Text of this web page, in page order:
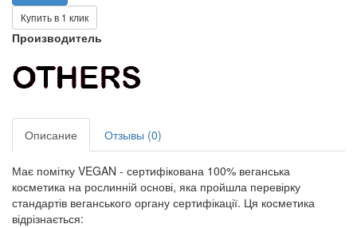
Купить в 1 клик
Производитель
Описание Отзывы (0)
Має помітку VEGAN - сертифікована 100% веганська
косметика на рослинній основі, яка пройшла перевірку
стандартів веганського органу сертифікації. Ця косметика
відрізнається: